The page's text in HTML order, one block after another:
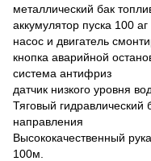
металлический бак
аккумулятор пуска 100 аг
насос и двигатель
кнопка аварийной
система антифриз
датчик низкого уровня
Тяговый гидравлический
направления
Высококачественный
100м.